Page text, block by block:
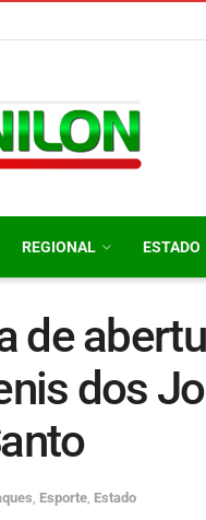
REGIONAL ESTADO
de
dos
Esporte Estado